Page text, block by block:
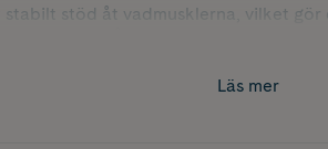
stabilt stöd åt vadmusklerna, vilket
Läs mer